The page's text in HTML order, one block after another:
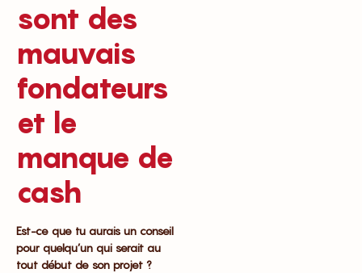
sont des
mauvais
fondateurs
et le
manque de
cash
Est-ce que tu aurais un conseil
pour quelqu’un qui serait au
tout début de son projet ?